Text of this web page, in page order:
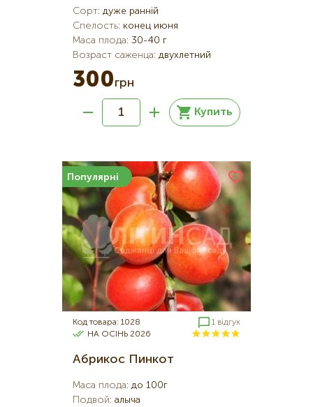
Сорт: дуже ранній
Спелость: конец июня
Маса плода: 30-40 г
Возраст саженца: двухлетний
300грн
Купить
Популярні
Код товара: 1028
1 відгук
НА ОСІНЬ 2026
Абрикос Пинкот
Маса плода: до 100г
Подвой: алыча